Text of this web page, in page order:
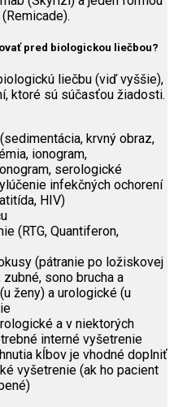
pred biologickou liečbou?
liečbu (viď vyššie),
ktoré sú súčasťou žiadosti.
krvný obraz,
ionogram,
serologické
infekčných ochorení
HIV)
(RTG, Quantiferon,
(pátranie po ložiskovej
sono brucha a
ženy) a urologické (u
a v niektorých
interné vyšetrenie
kĺbov je vhodné doplniť
vyšetrenie (ak ho pacient